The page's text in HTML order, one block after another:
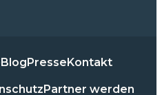
Blog Presse Kontakt
Partner werden